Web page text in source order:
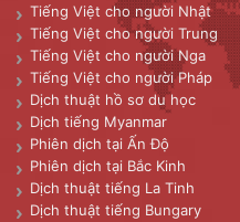
Tiếng Việt cho người Nhật
Tiếng Việt cho người Trung
Tiếng Việt cho người Nga
Tiếng Việt cho người Pháp
Dịch thuật hồ sơ du học
Dịch tiếng Myanmar
Phiên dịch tại Ấn Độ
Phiên dịch tại Bắc Kinh
Dịch thuật tiếng La Tinh
Dịch thuật tiếng Bungary